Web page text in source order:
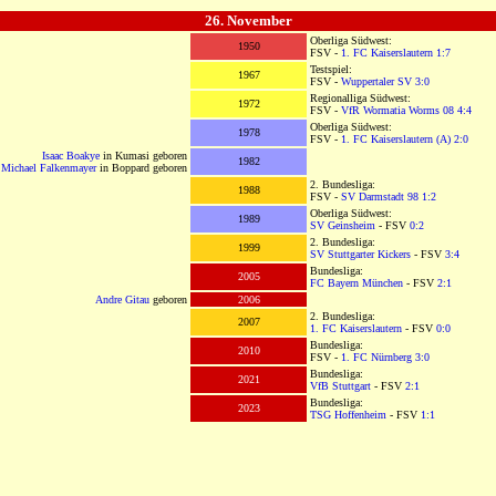
26. November
1950
Oberliga Südwest:
FSV - 1. FC Kaiserslautern 1:7
1967
Testspiel:
FSV - Wuppertaler SV 3:0
1972
Regionalliga Südwest:
FSV - VfR Wormatia Worms 08 4:4
1978
Oberliga Südwest:
FSV - 1. FC Kaiserslautern (A) 2:0
Isaac Boakye in Kumasi geboren
Michael Falkenmayerin Boppard geboren
1982
1988
2. Bundesliga:
FSV - SV Darmstadt 98 1:2
1989
Oberliga Südwest:
SV Geinsheim - FSV 0:2
1999
2. Bundesliga:
SV Stuttgarter Kickers - FSV 3:4
2005
Bundesliga:
FC Bayern München - FSV 2:1
Andre Gitau geboren
2006
2007
2. Bundesliga:
1. FC Kaiserslautern - FSV 0:0
2010
Bundesliga:
FSV - 1. FC Nürnberg 3:0
2021
Bundesliga:
VfB Stuttgart - FSV 2:1
2023
Bundesliga:
TSG Hoffenheim - FSV 1:1